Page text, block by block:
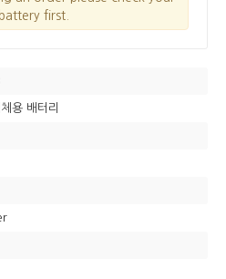
first.
용 배터리